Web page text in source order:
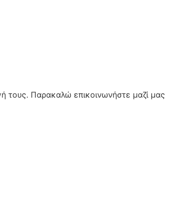
τους. Παρακαλώ επικοινωνήστε μαζί μας